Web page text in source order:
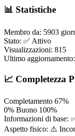
📊 Statistiche
Membro da: 5903
Stato: ✅ Attivo
Visualizzazioni: 815
Ultimo aggiornamento:
📈 Completezza
Completamento 67%
0% Buono 100%
Informazioni di base:
Aspetto fisico: ⚠️